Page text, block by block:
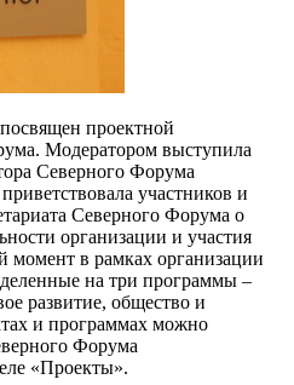
проектной
Модератором выступила
Северного Форума
участников и
Северного Форума о
организации и участия
момент в рамках организации
на три программы –
развитие, общество и
и программах можно
Форума
«Проекты».